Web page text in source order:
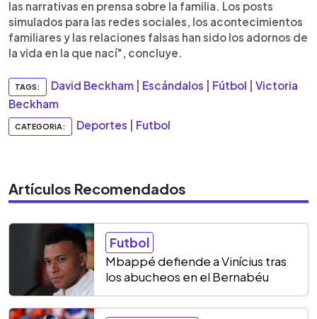
las narrativas en prensa sobre la familia. Los posts
simulados para las redes sociales, los acontecimientos
familiares y las relaciones falsas han sido los adornos de
la vida en la que nací", concluye.
TAGS: David Beckham Escándalos Fútbol
Victoria
Beckham
CATEGORIA: Deportes Futbol
Artículos Recomendados
Futbol
Mbappé defiende a Vinícius tras
los abucheos en el Bernabéu